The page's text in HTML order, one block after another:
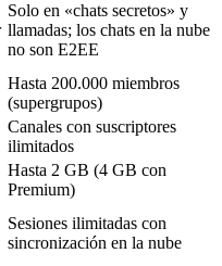
Solo en «chats secretos» y
llamadas; los chats en la nube
no son E2EE
Hasta 200.000 miembros
(supergrupos)
Canales con suscriptores
ilimitados
Hasta 2 GB (4 GB con
Premium)
Sesiones ilimitadas con
sincronización en la nube